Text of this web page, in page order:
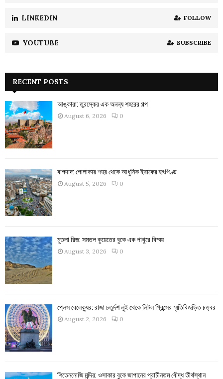
LINKEDIN FOLLOW
YOUTUBE SUBSCRIBE
RECENT POSTS
আঙ্কারা: তুরস্কের এক অনন্য শহরের গল্প
August 6, 2026 0
বাগদাদ: গোলাকার শহর থেকে আধুনিক ইরাকের হৃৎপিণ্ড
August 5, 2026 0
মুতলা রিজ: সমতল কুয়েতের বুকে এক পাথুরে বিস্ময়
August 3, 2026 0
প্লেস বেলেক্যুর: রাজা চতুর্দশ লুই থেকে লিটল প্রিন্সের স্মৃতিবিজড়িত চত্বর
August 2, 2026 0
শিতেননোজি মন্দির: ওসাকার বুকে জাপানের প্রাচীনতম বৌদ্ধ তীর্থস্থান